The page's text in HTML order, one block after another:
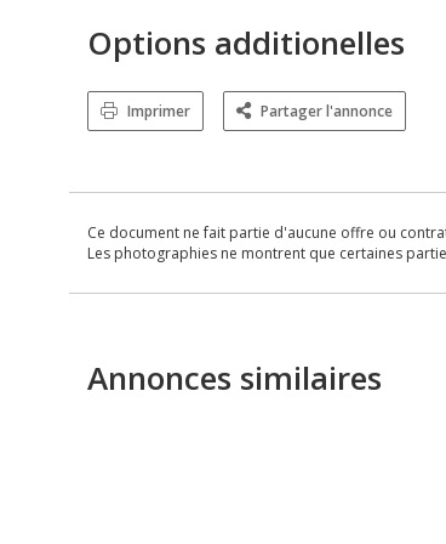
Options additionelles
Imprimer Partager l'annonce
Ce document ne fait partie d'aucune offre ou
Les photographies ne montrent que certaines
Annonces similaires